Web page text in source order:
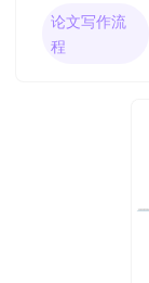
论文写作流
程